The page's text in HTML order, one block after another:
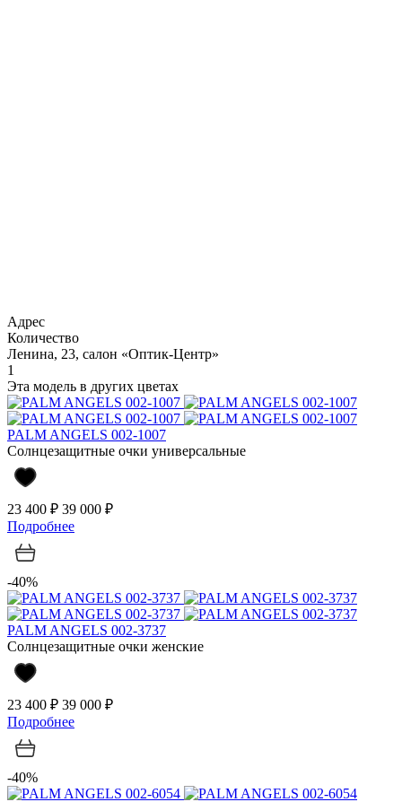
Адрес
Количество
Ленина, 23, салон «Оптик-Центр»
1
Эта модель в других цветах
PALM ANGELS 002-1007
Солнцезащитные очки универсальные
23 400 ₽ 39 000 ₽
Подробнее
-40%
PALM ANGELS 002-3737
Солнцезащитные очки женские
23 400 ₽ 39 000 ₽
Подробнее
-40%